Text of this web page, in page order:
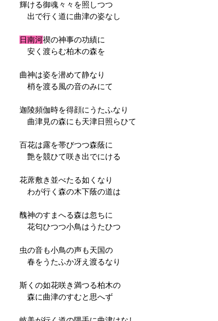
輝ける御魂々々を照しつつ
出で行く道に曲津の姿なし
日南河禊の神事の功績に
安く渡らむ柏木の森を
曲神は姿を潜めて静なり
梢を渡る風の音のみにて
迦陵頻伽時を得顔にうたふなり
曲津見の森にも天津日照らひて
百花は露を帯びつつ森蔭に
艶を競ひて咲き出でにける
花蓆敷き並べたる如くなり
わが行く森の木下蔭の道は
醜神のすまへる森は忽ちに
花匂ひつつ小鳥はうたひつ
虫の音も小鳥の声も天国の
春をうたふか冴え渡るなり
斯くの如花咲き満つる柏木の
森に曲津のすむと思へず